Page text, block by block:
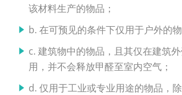
该材料生产的物品；
b. 在可预见的条件下仅用于户外的物
c. 建筑物中的物品，且其仅在建筑
用，并不会释放甲醛至室内空气；
d. 仅用于工业或专业用途的物品，